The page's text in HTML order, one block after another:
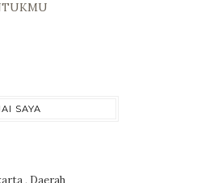
SAYA
, Daerah